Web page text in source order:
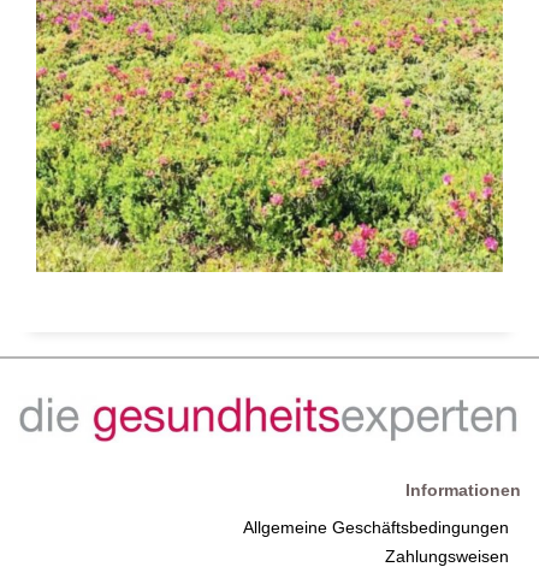
Informationen
Allgemeine Geschäftsbedingungen
Zahlungsweisen